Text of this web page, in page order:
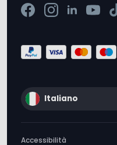
Italiano
Dati legali